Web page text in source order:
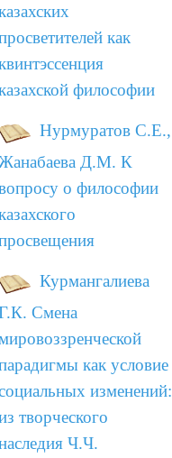
как
философии
Нурмуратов С.Е.,
Д.М. К
о философии
Курмангалиева
Смена
как условие
изменений:
творческого
Ч.Ч.